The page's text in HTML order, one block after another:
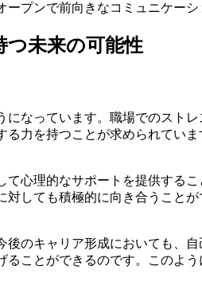
プンで前向きなコミュニケー
つ未来の可能性
なっています。職場でのスト
力を持つことが求められてい
心理的なサポートを提供する
しても積極的に向き合うこと
のキャリア形成においても、
ことができるのです。このよ